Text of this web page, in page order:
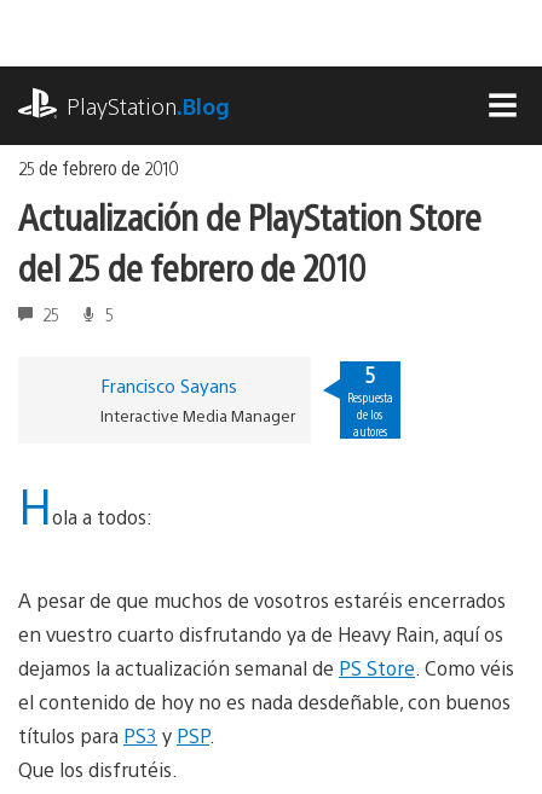
contenido
PlayStation.Blog
25 de febrero de 2010
Actualización de PlayStation Store
del 25 de febrero de 2010
25 5
Francisco Sayans
Interactive Media Manager
5
Respuesta
de los
autores
Hola a todos:
A pesar de que muchos de vosotros estaréis encerrados
en vuestro cuarto disfrutando ya de Heavy Rain, aquí os
dejamos la actualización semanal de PS Store . Como véis
el contenido de hoy no es nada desdeñable, con buenos
títulos para PS3 y PSP.
Que los disfrutéis.